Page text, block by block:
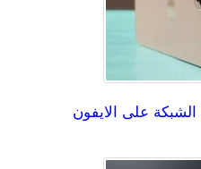
على الايفون